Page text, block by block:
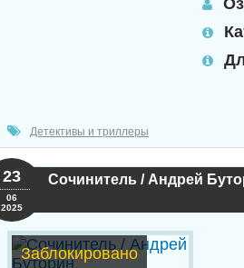
Детективы и триллеры
Сочинитель / Андрей
23
06
2025
Заблокировано